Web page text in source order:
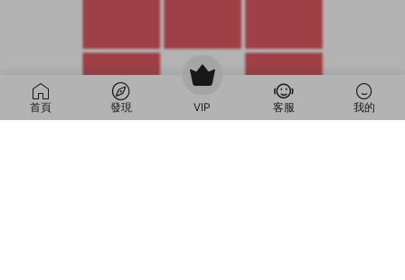
首頁 發現 VIP 客服 我的